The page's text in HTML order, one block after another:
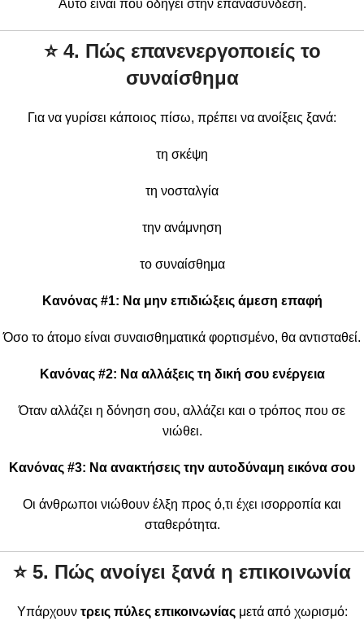
Αυτό είναι που οδηγεί στην επανασύνδεση.
⭐ 4. Πώς επανενεργοποιείς το
συναίσθημα
Για να γυρίσει κάποιος πίσω, πρέπει να ανοίξεις ξανά:
τη σκέψη
τη νοσταλγία
την ανάμνηση
το συναίσθημα
Κανόνας #1: Να μην επιδιώξεις άμεση επαφή
Όσο το άτομο είναι συναισθηματικά φορτισμένο, θα αντισταθεί.
Κανόνας #2: Να αλλάξεις τη δική σου ενέργεια
Όταν αλλάζει η δόνηση σου, αλλάζει και ο τρόπος που σε
νιώθει.
Κανόνας #3: Να ανακτήσεις την αυτοδύναμη εικόνα σου
Οι άνθρωποι νιώθουν έλξη προς ό,τι έχει ισορροπία και
σταθερότητα.
⭐ 5. Πώς ανοίγει ξανά η επικοινωνία
Υπάρχουν τρεις πύλες επικοινωνίαςμετά από χωρισμό: